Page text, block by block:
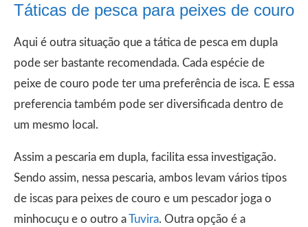
Táticas de pesca para peixes de couro
Aqui é outra situação que a tática de pesca em dupla
pode ser bastante recomendada. Cada espécie de
peixe de couro pode ter uma preferência de isca. E essa
preferencia também pode ser diversificada dentro de
um mesmo local.
Assim a pescaria em dupla, facilita essa investigação.
Sendo assim, nessa pescaria, ambos levam vários tipos
de iscas para peixes de couro e um pescador joga o
minhocuçu e o outro aTuvira. Outra opção é a